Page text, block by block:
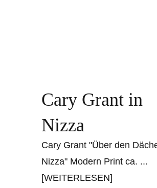
Cary Grant in
Nizza
Cary Grant "Über den
Nizza" Modern Print ca. ...
[WEITERLESEN]